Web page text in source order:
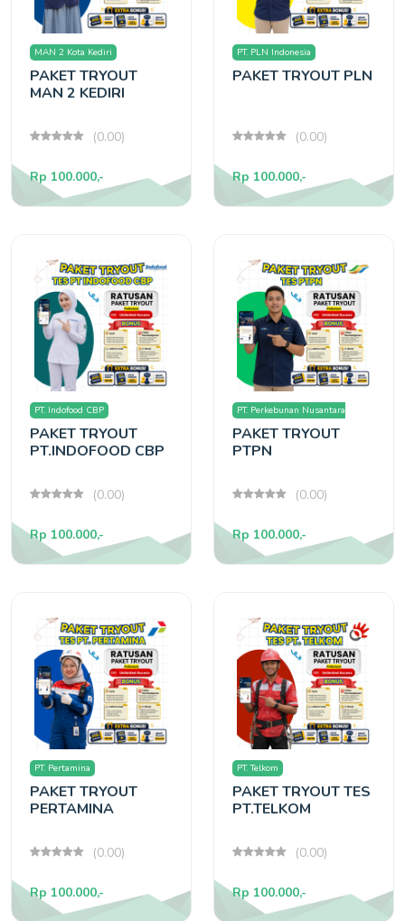
MAN 2 Kota Kediri
PAKET TRYOUT
MAN 2 KEDIRI
(0.00)
Rp 100.000,-
PT. PLN Indonesia
PAKET TRYOUT PLN
(0.00)
Rp 100.000,-
PT. Indofood CBP
PAKET TRYOUT
PT.INDOFOOD CBP
(0.00)
Rp 100.000,-
PT. Perkebunan Nusantara
(PTPN)
PAKET TRYOUT
PTPN
(0.00)
Rp 100.000,-
PT. Pertamina
PAKET TRYOUT
PERTAMINA
(0.00)
Rp 100.000,-
PT. Telkom
PAKET TRYOUT TES
PT.TELKOM
(0.00)
Rp 100.000,-